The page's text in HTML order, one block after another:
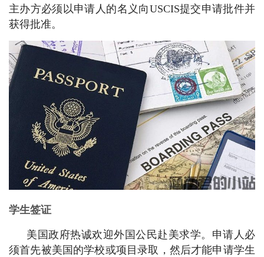
主办方必须以申请人的名义向USCIS提交申请批件并
获得批准。
学生签证
美国政府热诚欢迎外国公民赴美求学。申请人必
须首先被美国的学校或项目录取，然后才能申请学生